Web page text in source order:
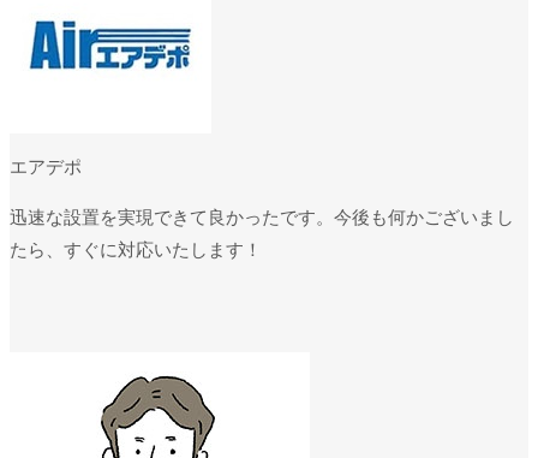
エアデポ
迅速な設置を実現できて良かったです。今後も何かございまし
たら、すぐに対応いたします！